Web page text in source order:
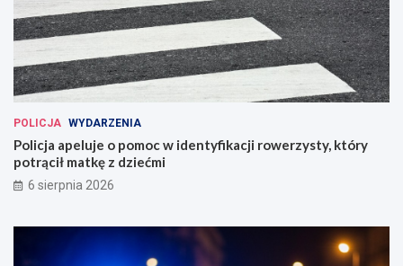
POLICJA WYDARZENIA
Policja apeluje o pomoc w identyfikacji rowerzysty, który
potrącił matkę z dziećmi
6 sierpnia 2026